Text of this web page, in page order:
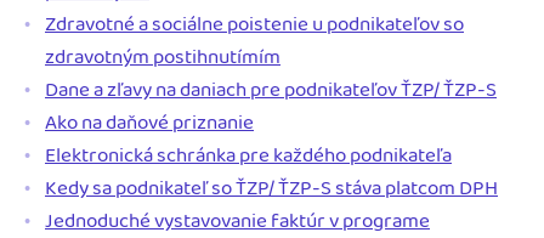
Zdravotné a sociálne poistenie u podnikateľov so
zdravotným postihnutímím
Dane a zľavy na daniach pre podnikateľov ŤZP/ ŤZP-S
Ako na daňové priznanie
Elektronická schránka pre každého podnikateľa
Kedy sa podnikateľ so ŤZP/ ŤZP-S stáva platcom DPH
Jednoduché vystavovanie faktúr v programe